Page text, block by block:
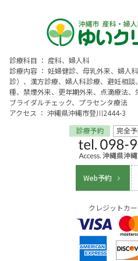
診療科目 ： 産科、婦人科
診療内容 ： 妊婦健診、母乳外来、婦人
診）、漢方診療、婦人科診療、避妊相
種、禁煙外来、更年期外来、点滴療法、
ブライダルチェック、プラセンタ療法
アクセス ： 沖縄県沖縄市登川2444-3
Web予約
クレジットカ